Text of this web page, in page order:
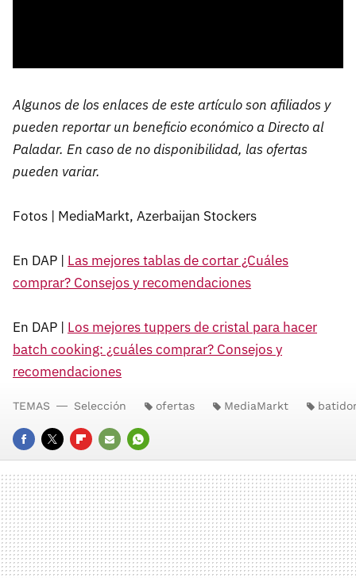
Algunos de los enlaces de este artículo son afiliados y
pueden reportar un beneficio económico a Directo al
Paladar. En caso de no disponibilidad, las ofertas
pueden variar.
Fotos | MediaMarkt, Azerbaijan Stockers
En DAP | Las mejores tablas de cortar ¿Cuáles
comprar? Consejos y recomendaciones
En DAP | Los mejores tuppers de cristal para hacer
batch cooking: ¿cuáles comprar? Consejos y
recomendaciones
FACEBOOK
TWITTERFLIPBOARD
E-
MAIL
WHATSAPP
TEMAS Selección ofertas MediaMarkt